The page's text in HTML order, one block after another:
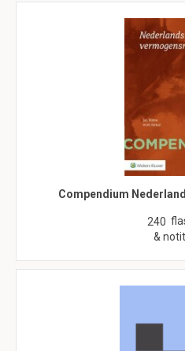
Compendium
240
&